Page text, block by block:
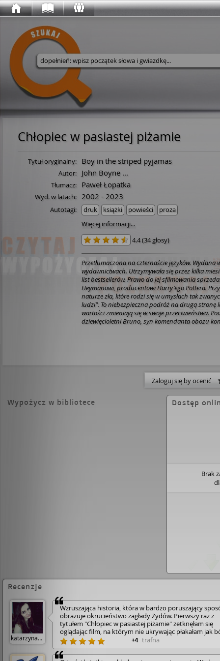
Wyszukaj w serwisie
Chłopiec w pasiastej piżamie
Tytuł oryginalny: Boy in the striped pyjamas
Autor: John Boyne ...
Tłumacz: Paweł Łopatka
Wyd. w latach: 2002 - 2023
Autotagi: druk książki powieści
proza
Więcej informacji...
4.4(34 głosy)
Przetłumaczona na czternaście języków. Wydana
wydawnictwach. Utrzymywała się przez kilka
list bestsellerów. Prawo do jej sfilmowania
Heymanowi, producentowi Harry'ego Pottera.
naturze zła, które rodzi się w umysłach tak
ludzi". To niebezpieczna podróż na drugą stronę lustra, gdzie
wartości zmieniają się w swoje przeciwieństwa.
dziewięcioletni Bruno, syn komendanta obozu
oczach, ubranego w pasiastą piżamę.
przeradza się w potajemny rytuał spotkań.
dziwnego splotu wydarzeń i nieprzewidywalnego
pisarz urodzony w Dublinie w 1971 roku,
Zaloguj się by ocenić
Wypożycz w bibliotece Dostęp
Brak
Recenzje
katarzynakat
Wzruszająca historia, która w bardzo poruszający
obrazuje okrucieństwo zagłady Żydów. Pierwszy raz z
tytułem "Chłopiec w pasiastej piżamie" zetknęłam się
oglądając film, na którym nie ukrywając płakałam jak
Po kilku miesiącach wybrałam się do biblioteki i mój
przykuła okładka książki z dobrze znaną mi już sceną z
filmu, kiedy to Bruno siedział pod ogrodzeniem obozu
+4 trafna